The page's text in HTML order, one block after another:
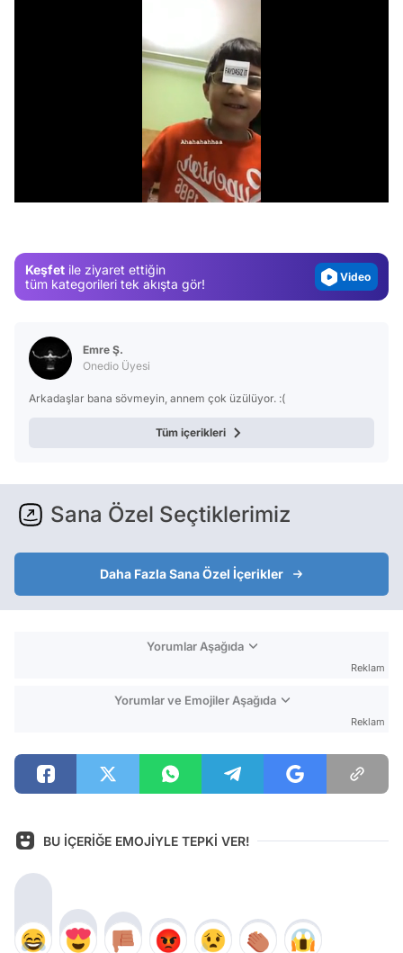
Keşfet ile ziyaret ettiğin
tüm kategorileri tek akışta gör!
Video
Emre Ş.
Onedio Üyesi
Arkadaşlar bana sövmeyin, annem çok üzülüyor. :(
Tüm içerikleri
Sana Özel Seçtiklerimiz
Daha Fazla Sana Özel İçerikler
Yorumlar Aşağıda
Reklam
Yorumlar ve Emojiler Aşağıda
Reklam
BU İÇERİĞE EMOJİYLE TEPKİ VER!